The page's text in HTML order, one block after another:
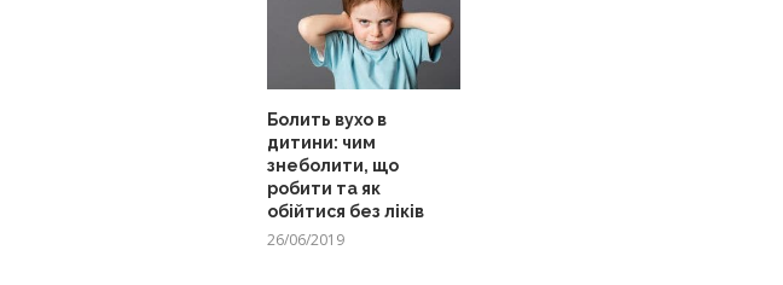
Болить вухо в
дитини: чим
знеболити, що
робити та як
обійтися без ліків
26/06/2019